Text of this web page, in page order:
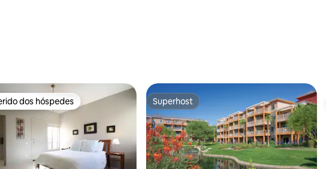
melhores preferidos dos hóspedes
dos hóspedes Superhost
Superhost